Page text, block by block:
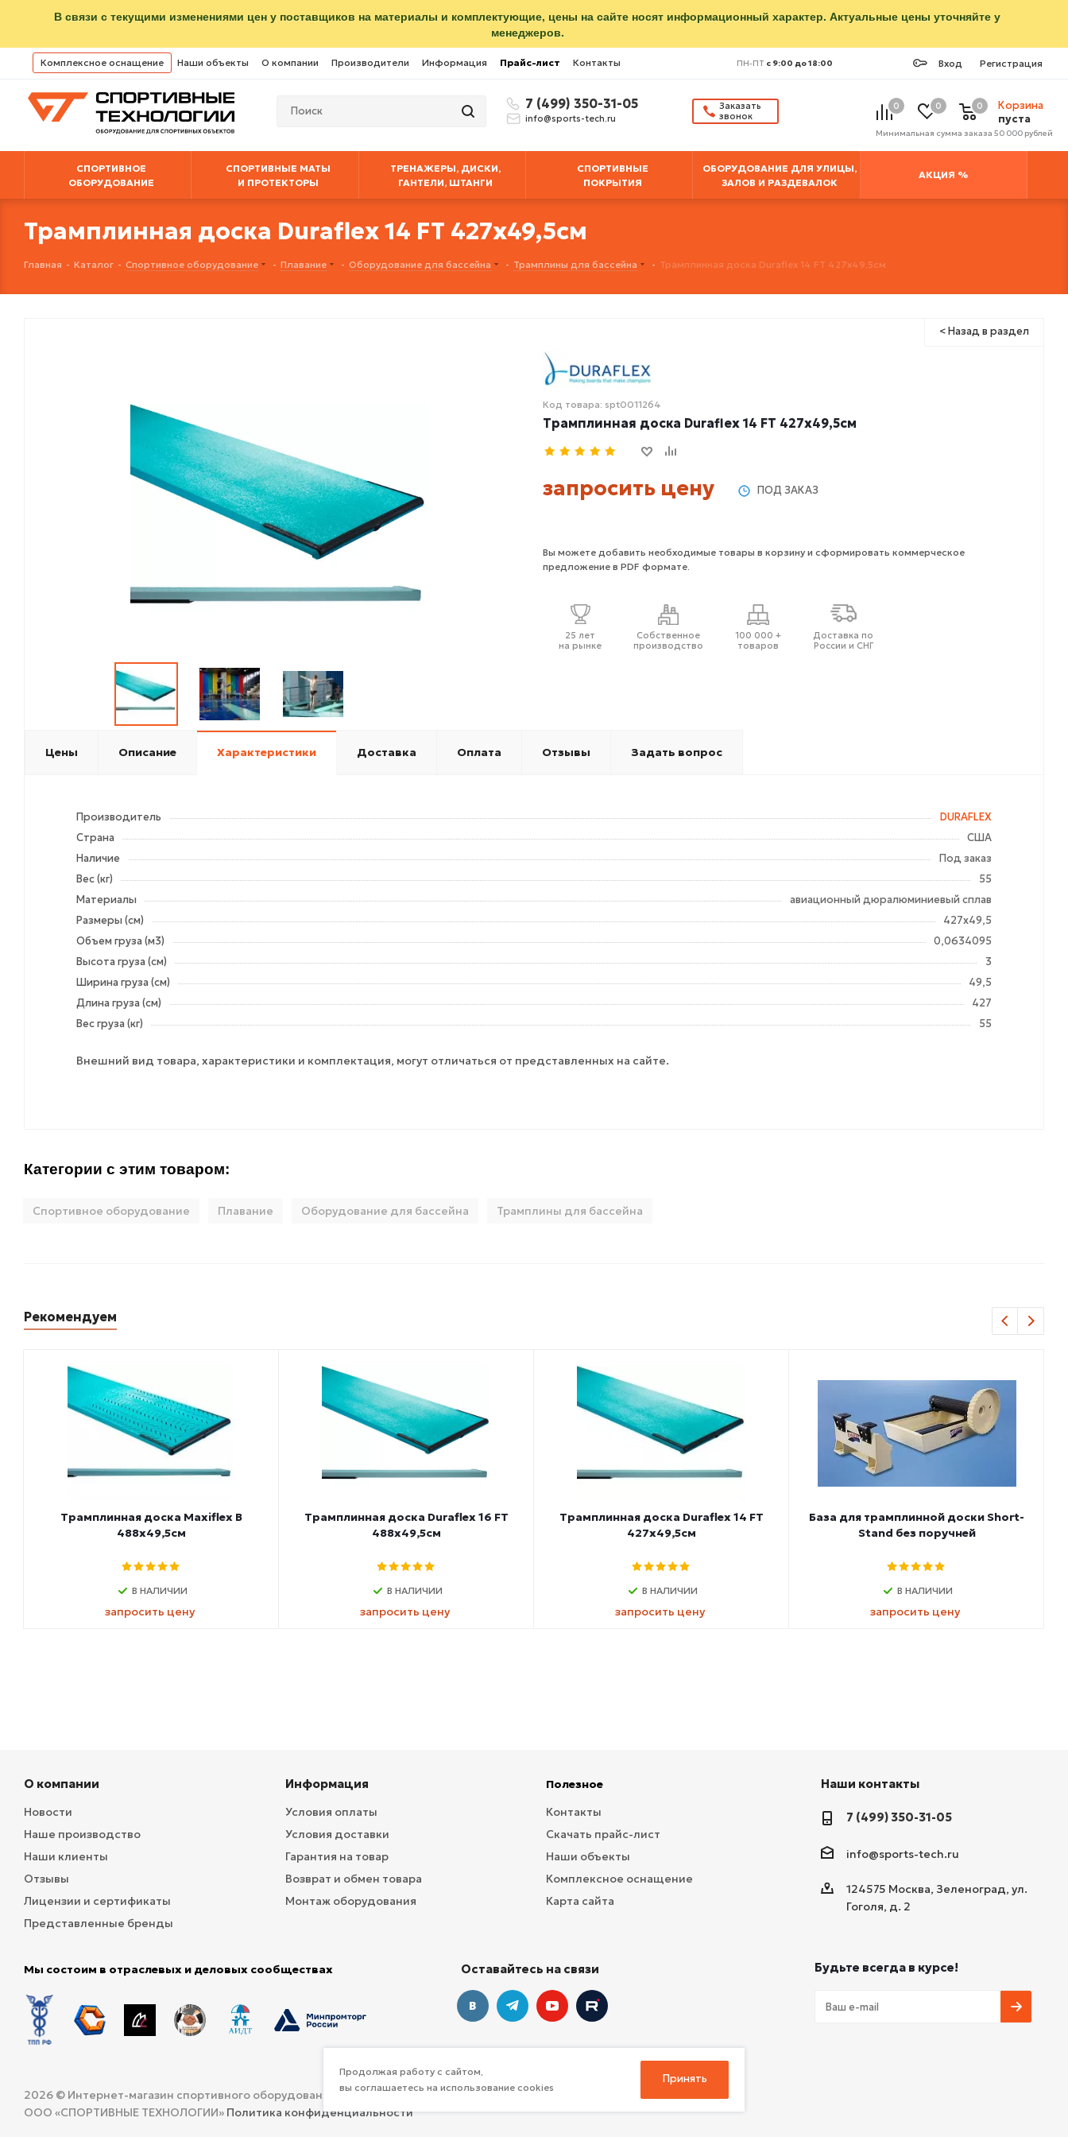
В связи с текущими изменениями цен у поставщиков на материалы и комплектующие, цены на сайте носят информационный характер. Актуальные цены уточняйте у
менеджеров.
Комплексное оснащение Наши объекты О компании Производители Информация Прайс-лист Контакты Вход Регистрация
ПН-ПТ с 9:00 до 18:00
7 (499) 350-31-05
info@sports-tech.ru
Заказать
звонок
0 0
Корзина
пуста
0
Минимальная сумма заказа 50 000 рублей
СПОРТИВНОЕ
ОБОРУДОВАНИЕ
СПОРТИВНЫЕ МАТЫ
И ПРОТЕКТОРЫ
ТРЕНАЖЕРЫ, ДИСКИ,
ГАНТЕЛИ, ШТАНГИ
СПОРТИВНЫЕ
ПОКРЫТИЯ
ОБОРУДОВАНИЕ ДЛЯ УЛИЦЫ,
ЗАЛОВ И РАЗДЕВАЛОК
АКЦИЯ %
Трамплинная доска Duraflex 14 FT 427х49,5см
Главная - Каталог - Спортивное оборудование - Плавание - Оборудование для бассейна - Трамплины для бассейна - Трамплинная доска Duraflex 14 FT 427х49,5см
< Назад в раздел
Код товара: spt0011264
Трамплинная доска Duraflex 14 FT 427х49,5см
запросить цену ПОД ЗАКАЗ
Вы можете добавить необходимые товары в корзину и сформировать коммерческое
предложение в PDF формате.
25 лет
на рынке
Собственное
производство
100 000 +
товаров
Доставка по
России и СНГ
Цены Описание Характеристики Доставка Оплата Отзывы Задать вопрос
Производитель
DURAFLEX
Страна
США
Наличие
Под заказ
Вес (кг)
55
Материалы
авиационный дюралюминиевый сплав
Размеры (см)
427х49,5
Объем груза (м3)
0,0634095
Высота груза (см)
3
Ширина груза (см)
49,5
Длина груза (см)
427
Вес груза (кг)
55
Внешний вид товара, характеристики и комплектация, могут отличаться от представленных на сайте.
Категории с этим товаром:
Спортивное оборудование Плавание Оборудование для бассейна Трамплины для бассейна
Рекомендуем
Трамплинная доска Maxiflex B
488х49,5см
В НАЛИЧИИ
запросить цену
Трамплинная доска Duraflex 16 FT
488х49,5см
В НАЛИЧИИ
запросить цену
Трамплинная доска Duraflex 14 FT
427х49,5см
В НАЛИЧИИ
запросить цену
База для трамплинной доски Short-
Stand без поручней
В НАЛИЧИИ
запросить цену
О компании
Новости
Наше производство
Наши клиенты
Отзывы
Лицензии и сертификаты
Представленные бренды
Информация
Условия оплаты
Условия доставки
Гарантия на товар
Возврат и обмен товара
Монтаж оборудования
Полезное
Контакты
Скачать прайс-лист
Наши объекты
Комплексное оснащение
Карта сайта
Наши контакты
7 (499) 350-31-05
info@sports-tech.ru
124575 Москва, Зеленоград, ул.
Гоголя, д. 2
Мы состоим в отраслевых и деловых сообществах Оставайтесь на связи Будьте всегда в курсе!
2026 © Интернет-магазин спортивного оборудования и профессионального инвентаря для спорта
ООО «СПОРТИВНЫЕ ТЕХНОЛОГИИ» Политика конфиденциальности
Продолжая работу с сайтом,
вы соглашаетесь на использование cookies
Принять